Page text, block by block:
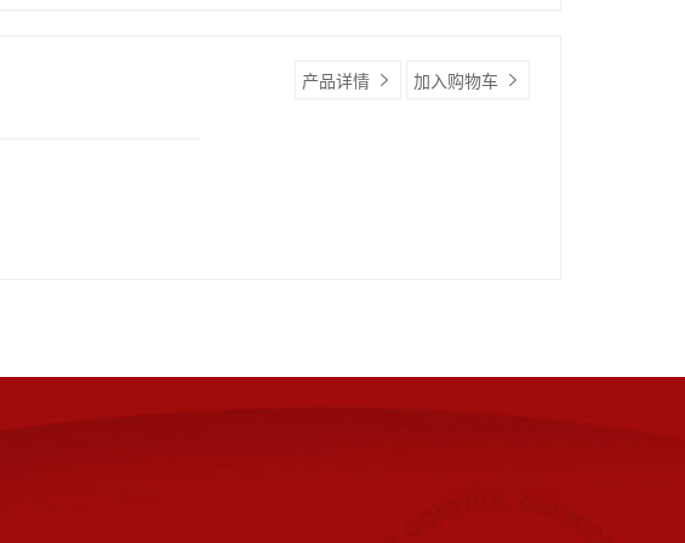
产品详情 加入购物车